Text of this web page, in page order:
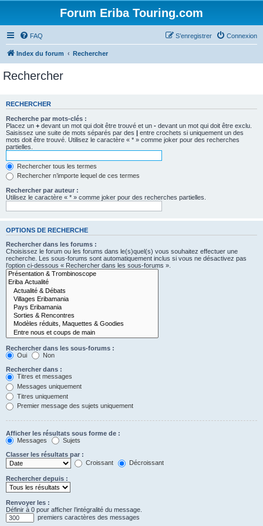
Forum Eriba Touring.com
FAQ Connexion
S’enregistrer
Index du forum Rechercher
Rechercher
RECHERCHER
Recherche par mots-clés :
Placez un + devant un mot qui doit être trouvé et un - devant un mot qui doit être exclu.
Saisissez une suite de mots séparés par des | entre crochets si uniquement un des
mots doit être trouvé. Utilisez le caractère « * » comme joker pour des recherches
partielles.
Rechercher tous les termes
Rechercher n’importe lequel de ces termes
Rechercher par auteur :
Utilisez le caractère « * » comme joker pour des recherches partielles.
OPTIONS DE RECHERCHE
Rechercher dans les forums :
Choisissez le forum ou les forums dans le(s)quel(s) vous souhaitez effectuer une
recherche. Les sous-forums sont automatiquement inclus si vous ne désactivez pas
l’option ci-dessous « Rechercher dans les sous-forums ».
Rechercher dans les sous-forums :
Oui
Non
Rechercher dans :
Titres et messages
Messages uniquement
Titres uniquement
Premier message des sujets uniquement
Afficher les résultats sous forme de :
Messages
Sujets
Classer les résultats par :
Croissant
Décroissant
Rechercher depuis :
Renvoyer les :
Définir à 0 pour afficher l’intégralité du message.
premiers caractères des messages